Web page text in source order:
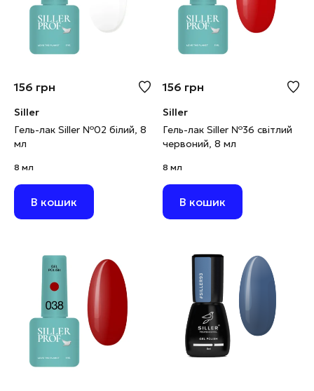
156 грн
Siller
Гель-лак Siller №02 білий, 8
мл
8 мл
В кошик
156 грн
Siller
Гель-лак Siller №36 світлий
червоний, 8 мл
8 мл
В кошик